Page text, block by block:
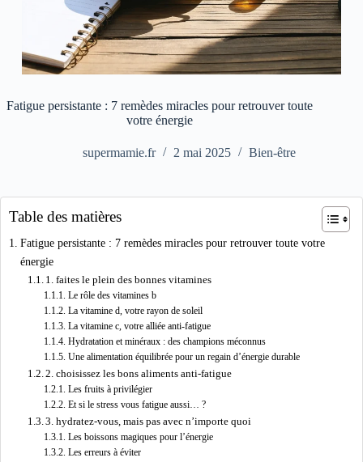
Fatigue persistante : 7 remèdes miracles pour retrouver toute
votre énergie
supermamie.fr 2 mai 2025 Bien-être
Table des matières
Fatigue persistante : 7 remèdes miracles pour retrouver toute votre
énergie
1. faites le plein des bonnes vitamines
Le rôle des vitamines b
La vitamine d, votre rayon de soleil
La vitamine c, votre alliée anti-fatigue
Hydratation et minéraux : des champions méconnus
Une alimentation équilibrée pour un regain d’énergie durable
2. choisissez les bons aliments anti-fatigue
Les fruits à privilégier
Et si le stress vous fatigue aussi… ?
3. hydratez-vous, mais pas avec n’importe quoi
Les boissons magiques pour l’énergie
Les erreurs à éviter